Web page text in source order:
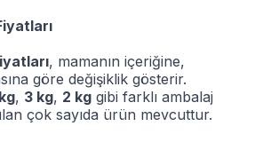
, mamanın içeriğine,
göre değişiklik gösterir.
, 3 kg, 2 kg gibi farklı ambalaj
çok sayıda ürün mevcuttur.